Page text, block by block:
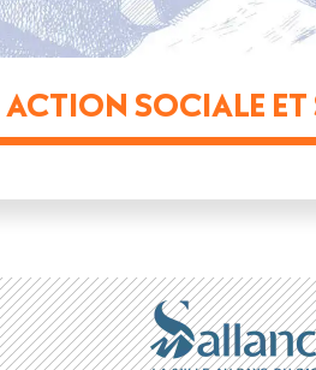
ACTION SOCIALE ET